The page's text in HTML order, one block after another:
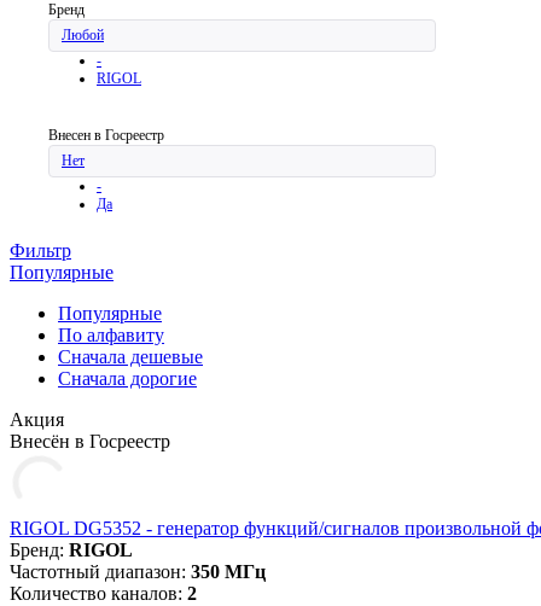
Бренд
Любой
-
RIGOL
Внесен в Госреестр
Нет
-
Да
Фильтр
Популярные
Популярные
По алфавиту
Cначала дешевые
Cначала дорогие
Акция
Внесён в Госреестр
RIGOL DG5352 - генератор функций/сигналов произвольной
Бренд: RIGOL
Частотный диапазон: 350 МГц
Количество каналов: 2